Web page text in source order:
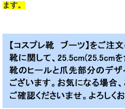
ます。